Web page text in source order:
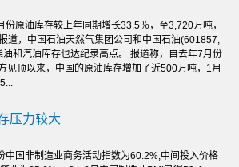
份原油库存较上年同期增长33.5％，至3,720万吨，
道，中国石油天然气集团公司和中国石油(601857,
和汽油库存也达纪录高点。 报道称，自去年7月份
见顶以来，中国的原油库存增加了近500万吨，1月
压力较大
中国非制造业商务活动指数为60.2%,中间投入价格